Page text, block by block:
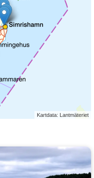
Kartdata: Lantmäteriet